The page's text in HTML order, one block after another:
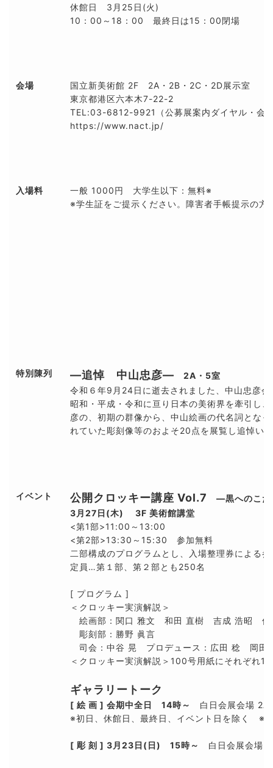
休館日 3月25日(火)
10：00～18：00 最終日は15：00閉場
会場
国立新美術館 2F 2A・2B・2C・2D展示室
東京都港区六本木7-22-2
TEL:03-6812-9921（公募展案内ダイヤル・
https://www.nact.jp/
入場料
一般 1000円 大学生以下：無料※
※学生証をご提示ください。障害者手帳提示の方
特別陳列 ―追悼 中山忠彦―
2A・5室
令和６年9月24日に逝去されました、中山忠彦
昭和・平成・令和に亘り日本の美術界を牽引し
彦の、初期の群像から、中山絵画の代名詞とな
れていた彫刻像等のおよそ20点を展覧し追悼い
イベント 公開クロッキー講座 Vol.7
―黒へのこ
3月27日(木)
3F 美術館講堂
<第1部>11:00～13:00
<第2部>13:30～15:30 参加無料
二部構成のプログラムとし、入場整理券による
定員…第１部、第２部とも250名
[ プログラム ]
＜クロッキー実演解説＞
絵画部：関口 雅文 和田 直樹 吉成 浩昭 佐
彫刻部：勝野 眞言
司会：中谷 晃 プロデュース：広田 稔 岡田
＜クロッキー実演解説＞100号用紙にそれぞれ
ギャラリートーク
[ 絵 画 ] 会期中全日 14時～
白日会展会場 2A
※初日、休館日、最終日、イベント日を除く ※
[ 彫 刻 ] 3月23日(日) 15時～ 白日会展会場